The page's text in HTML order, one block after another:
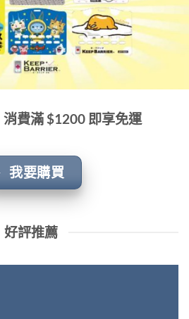
消費滿 $1200 即享免運
我要購買
好評推薦